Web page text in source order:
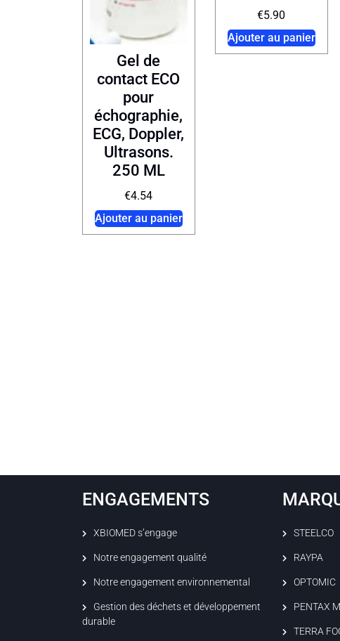
Gel de
contact ECO
pour
échographie,
ECG, Doppler,
Ultrasons.
250 ML
€4.54
Ajouter au panier
€5.90
Ajouter au panier
ENGAGEMENTS
XBIOMED s’engage
Notre engagement qualité
Notre engagement environnemental
Gestion des déchets et développement
durable
STEELCO
RAYPA
OPTOMIC
PENTAX
TERRA